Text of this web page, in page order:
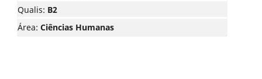
Qualis: B2
Área: Ciências Humanas